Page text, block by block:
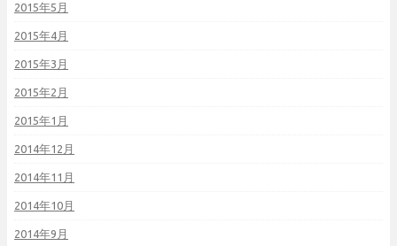
2015年5月
2015年4月
2015年3月
2015年2月
2015年1月
2014年12月
2014年11月
2014年10月
2014年9月